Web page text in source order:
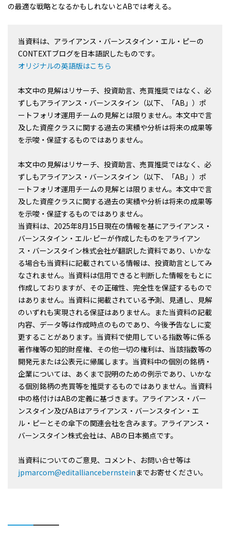
の最適な戦略となるかもしれないとABでは考える。
当資料は、アライアンス・バーンスタイン・エル・ピーの
CONTEXTブログを日本語訳したものです。
オリジナルの英語版はこちら
本文中の見解はリサーチ、投資助言、売買推奨ではなく、必
ずしもアライアンス・バーンスタイン（以下、「AB」）ポ
ートフォリオ運用チームの見解とは限りません。本文中で言
及した資産クラスに関する過去の実績や分析は将来の成果等
を示唆・保証するものではありません。
本文中の見解はリサーチ、投資助言、売買推奨ではなく、必
ずしもアライアンス・バーンスタイン（以下、「AB」）ポ
ートフォリオ運用チームの見解とは限りません。本文中で言
及した資産クラスに関する過去の実績や分析は将来の成果等
を示唆・保証するものではありません。
当資料は、2025年8月15日現在の情報を基にアライアンス・
バーンスタイン・エル･ピーが作成したものをアライアン
ス・バーンスタイン株式会社が翻訳した資料であり、いかな
る場合も当資料に記載されている情報は、投資助言としてみ
なされません。当資料は信用できると判断した情報をもとに
作成しておりますが、その正確性、完全性を保証するもので
はありません。当資料に掲載されている予測、見通し、見解
のいずれも実現される保証はありません。また当資料の記載
内容、データ等は作成時点のものであり、今後予告なしに変
更することがあります。当資料で使用している指数等に係る
著作権等の知的財産権、その他一切の権利は、当該指数等の
開発元または公表元に帰属します。当資料中の個別の銘柄・
企業については、あくまで説明のための例示であり、いかな
る個別銘柄の売買等を推奨するものではありません。当資料
中の格付けはABの定義に基づきます。アライアンス・バー
ンスタイン及びABはアライアンス・バーンスタイン・エ
ル・ピーとその傘下の関連会社を含みます。アライアンス・
バーンスタイン株式会社は、ABの日本拠点です。
当資料についてのご意見、コメント、お問い合せ等は
jpmarcom@editalliancebernsteinまでお寄せください。